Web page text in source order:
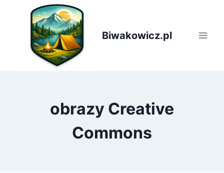
Biwakowicz.pl
obrazy Creative
Commons